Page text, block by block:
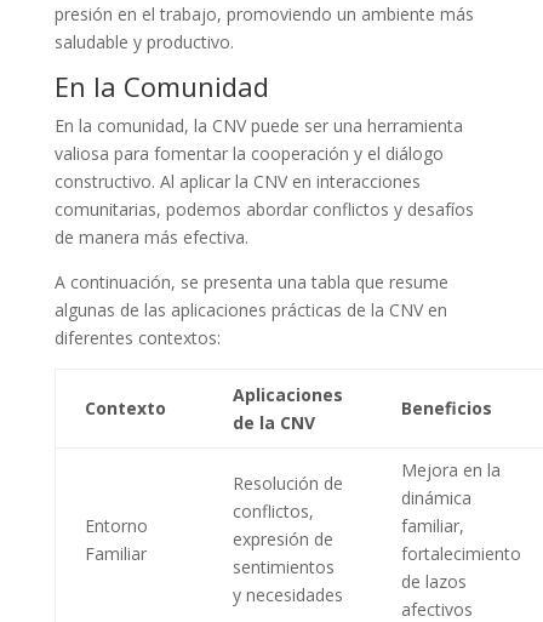
presión en el trabajo, promoviendo un ambiente más
saludable y productivo.
En la Comunidad
En la comunidad, la CNV puede ser una herramienta
valiosa para fomentar la cooperación y el diálogo
constructivo. Al aplicar la CNV en interacciones
comunitarias, podemos abordar conflictos y desafíos
de manera más efectiva.
A continuación, se presenta una tabla que resume
algunas de las aplicaciones prácticas de la CNV en
diferentes contextos:
Contexto
Aplicaciones
de la CNV
Beneficios
Entorno
Familiar
Resolución de
conflictos,
expresión de
sentimientos
y necesidades
Mejora en la
dinámica
familiar,
fortalecimiento
de lazos
afectivos